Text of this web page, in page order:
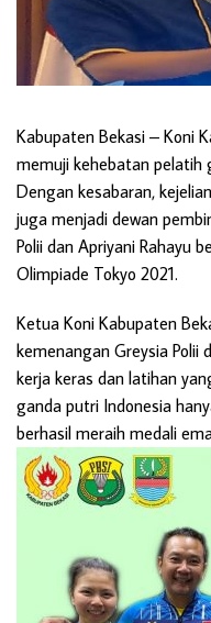
Kabupaten Bekasi – Koni
memuji kehebatan pelatih
Dengan kesabaran,
juga menjadi dewan
Polii dan Apriyani Rahayu
Olimpiade Tokyo 2021.
Ketua Koni Kabupaten
kemenangan Greysia Polii
kerja keras dan latihan
ganda putri Indonesia
berhasil meraih medali